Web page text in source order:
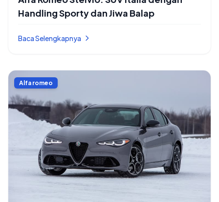
Handling Sporty dan Jiwa Balap
Baca Selengkapnya
Alfa romeo